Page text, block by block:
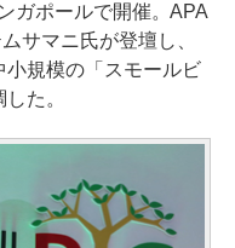
ガポールで開催。APA
サマニ氏が登壇し、
小規模の「スモールビ
た。